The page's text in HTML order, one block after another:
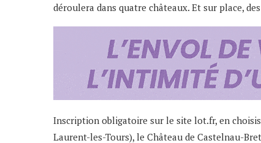
déroulera dans quatre châteaux. Et sur place,
Inscription obligatoire sur le site lot.fr, en
Laurent-les-Tours), le Château de Castelnau-